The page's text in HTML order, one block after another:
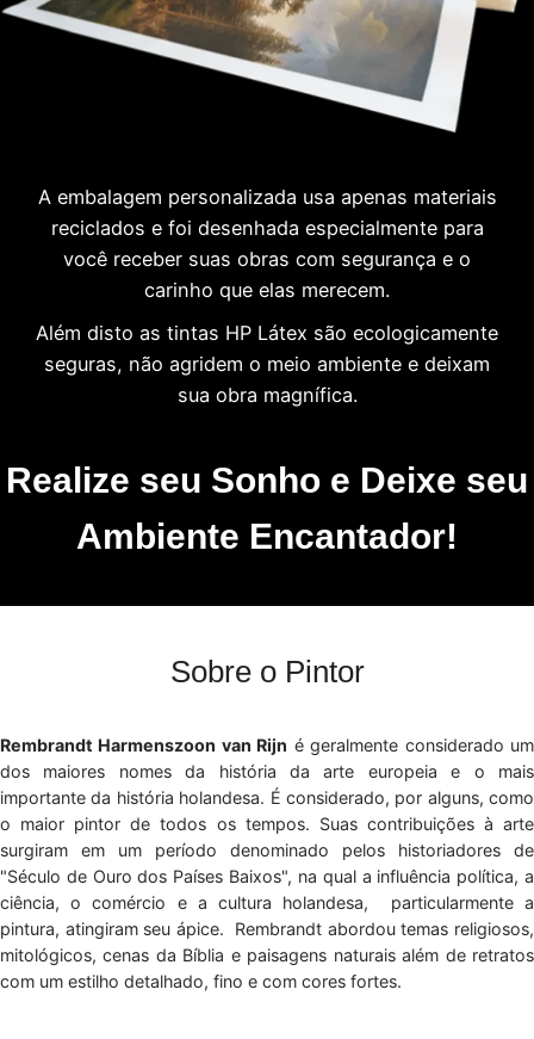
A embalagem personalizada usa apenas materiais
reciclados e foi desenhada especialmente para
você receber suas obras com segurança e o
carinho que elas merecem.
Além disto as tintas HP Látex são ecologicamente
seguras, não agridem o meio ambiente e deixam
sua obra magnífica.
Realize seu Sonho e Deixe seu
Ambiente Encantador!
Sobre o Pintor
Rembrandt Harmenszoon van Rijn é geralmente considerado um
dos maiores nomes da história da arte europeia e o mais
importante da história holandesa. É considerado, por alguns, como
o maior pintor de todos os tempos. Suas contribuições à arte
surgiram em um período denominado pelos historiadores de
"Século de Ouro dos Países Baixos", na qual a influência política, a
ciência, o comércio e a cultura holandesa, particularmente a
pintura, atingiram seu ápice. Rembrandt abordou temas religiosos,
mitológicos, cenas da Bíblia e paisagens naturais além de retratos
com um estilho detalhado, fino e com cores fortes.